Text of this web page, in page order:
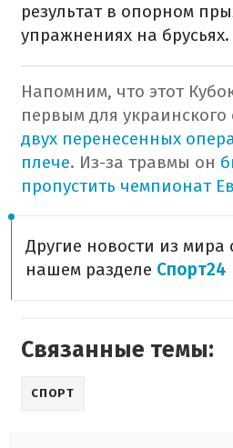
результат в опорном
упражнениях на брусьях.
Напомним, что этот
первым для украинского
двух перенесенных
плече. Из-за травмы он
пропустить чемпионат
Другие новости из мира
нашем разделе Спорт24
Связанные темы:
СПОРТ